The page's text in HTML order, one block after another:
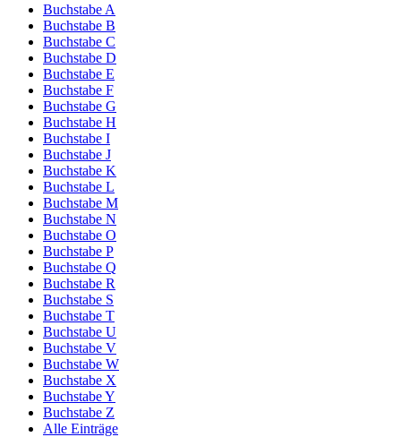
Buchstabe A
Buchstabe B
Buchstabe C
Buchstabe D
Buchstabe E
Buchstabe F
Buchstabe G
Buchstabe H
Buchstabe I
Buchstabe J
Buchstabe K
Buchstabe L
Buchstabe M
Buchstabe N
Buchstabe O
Buchstabe P
Buchstabe Q
Buchstabe R
Buchstabe S
Buchstabe T
Buchstabe U
Buchstabe V
Buchstabe W
Buchstabe X
Buchstabe Y
Buchstabe Z
Alle Einträge